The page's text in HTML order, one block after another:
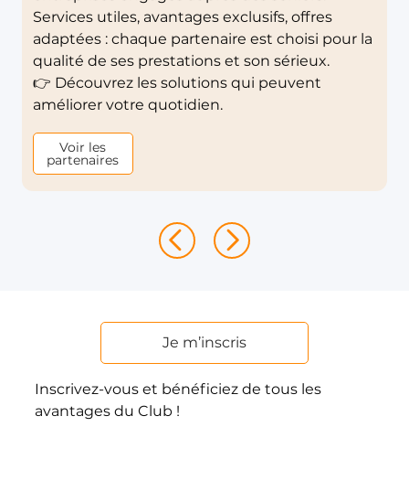
Services utiles, avantages exclusifs, offres
adaptées : chaque partenaire est choisi pour la
qualité de ses prestations et son sérieux.
👉 Découvrez les solutions qui peuvent
améliorer votre quotidien.
Voir les
partenaires
Je m’inscris
Inscrivez-vous et bénéficiez de tous les
avantages du Club !